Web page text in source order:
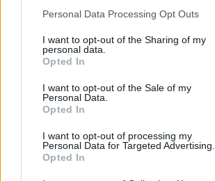
Personal Data Processing Opt Outs
I want to opt-out of the Sharing of my
personal data.
Opted In
I want to opt-out of the Sale of my
Personal Data.
Opted In
I want to opt-out of processing my
Personal Data for Targeted Advertising.
Opted In
Error
Riesgo alto
homonimia
Identidad
Local
mote familiar
Previsión demográfica y
del nombre